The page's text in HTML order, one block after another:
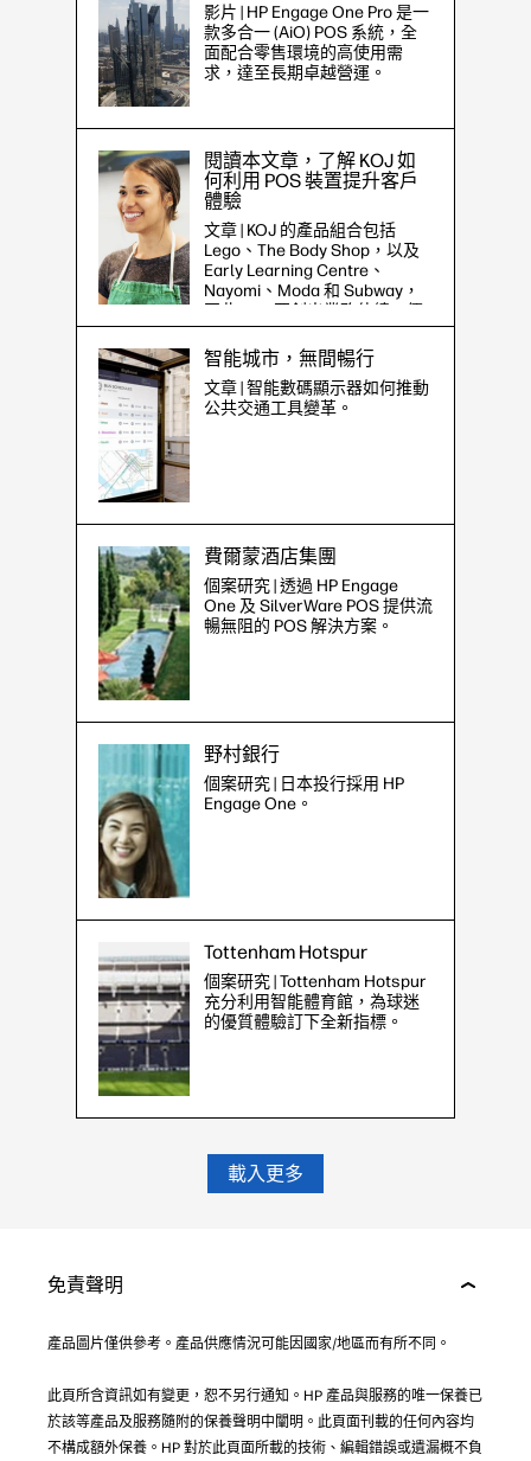
影片 | HP Engage One Pro 是一
款多合一 (AiO) POS 系統，全
面配合零售環境的高使用需
求，達至長期卓越營運。
閱讀本文章，了解 KOJ 如
何利用 POS 裝置提升客戶
體驗
文章 | KOJ 的產品組合包括
Lego、The Body Shop，以及
Early Learning Centre、
Nayomi、Moda 和 Subway，
因此 KOJ 要創出業務佳績，優
化商店體驗乃是其首要任務。
智能城市，無間暢行
文章 | 智能數碼顯示器如何推動
公共交通工具變革。
費爾蒙酒店集團
個案研究 | 透過 HP Engage
One 及 SilverWare POS 提供流
暢無阻的 POS 解決方案。
野村銀行
個案研究 | 日本投行採用 HP
Engage One。
Tottenham Hotspur
個案研究 | Tottenham Hotspur
充分利用智能體育館，為球迷
的優質體驗訂下全新指標。
載入更多
免責聲明
產品圖片僅供參考。產品供應情況可能因國家/地區而有所不同。
此頁所含資訊如有變更，恕不另行通知。HP 產品與服務的唯一保養已
於該等產品及服務隨附的保養聲明中闡明。此頁面刊載的任何內容均
不構成額外保養。HP 對於此頁面所載的技術、編輯錯誤或遺漏概不負